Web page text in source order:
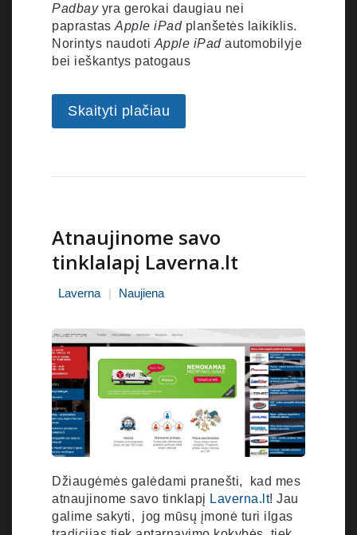
Padbayyra gerokai daugiau nei
paprastas Apple iPadplanšetės laikiklis.
Norintys naudoti Apple iPadautomobilyje
bei ieškantys patogaus
Skaityti plačiau
Atnaujinome savo
tinklalapį Laverna.lt
Laverna Naujiena
Džiaugėmės galėdami pranešti, kad mes
atnaujinome savo tinklapį Laverna.lt! Jau
galime sakyti, jog mūsų įmonė turi ilgas